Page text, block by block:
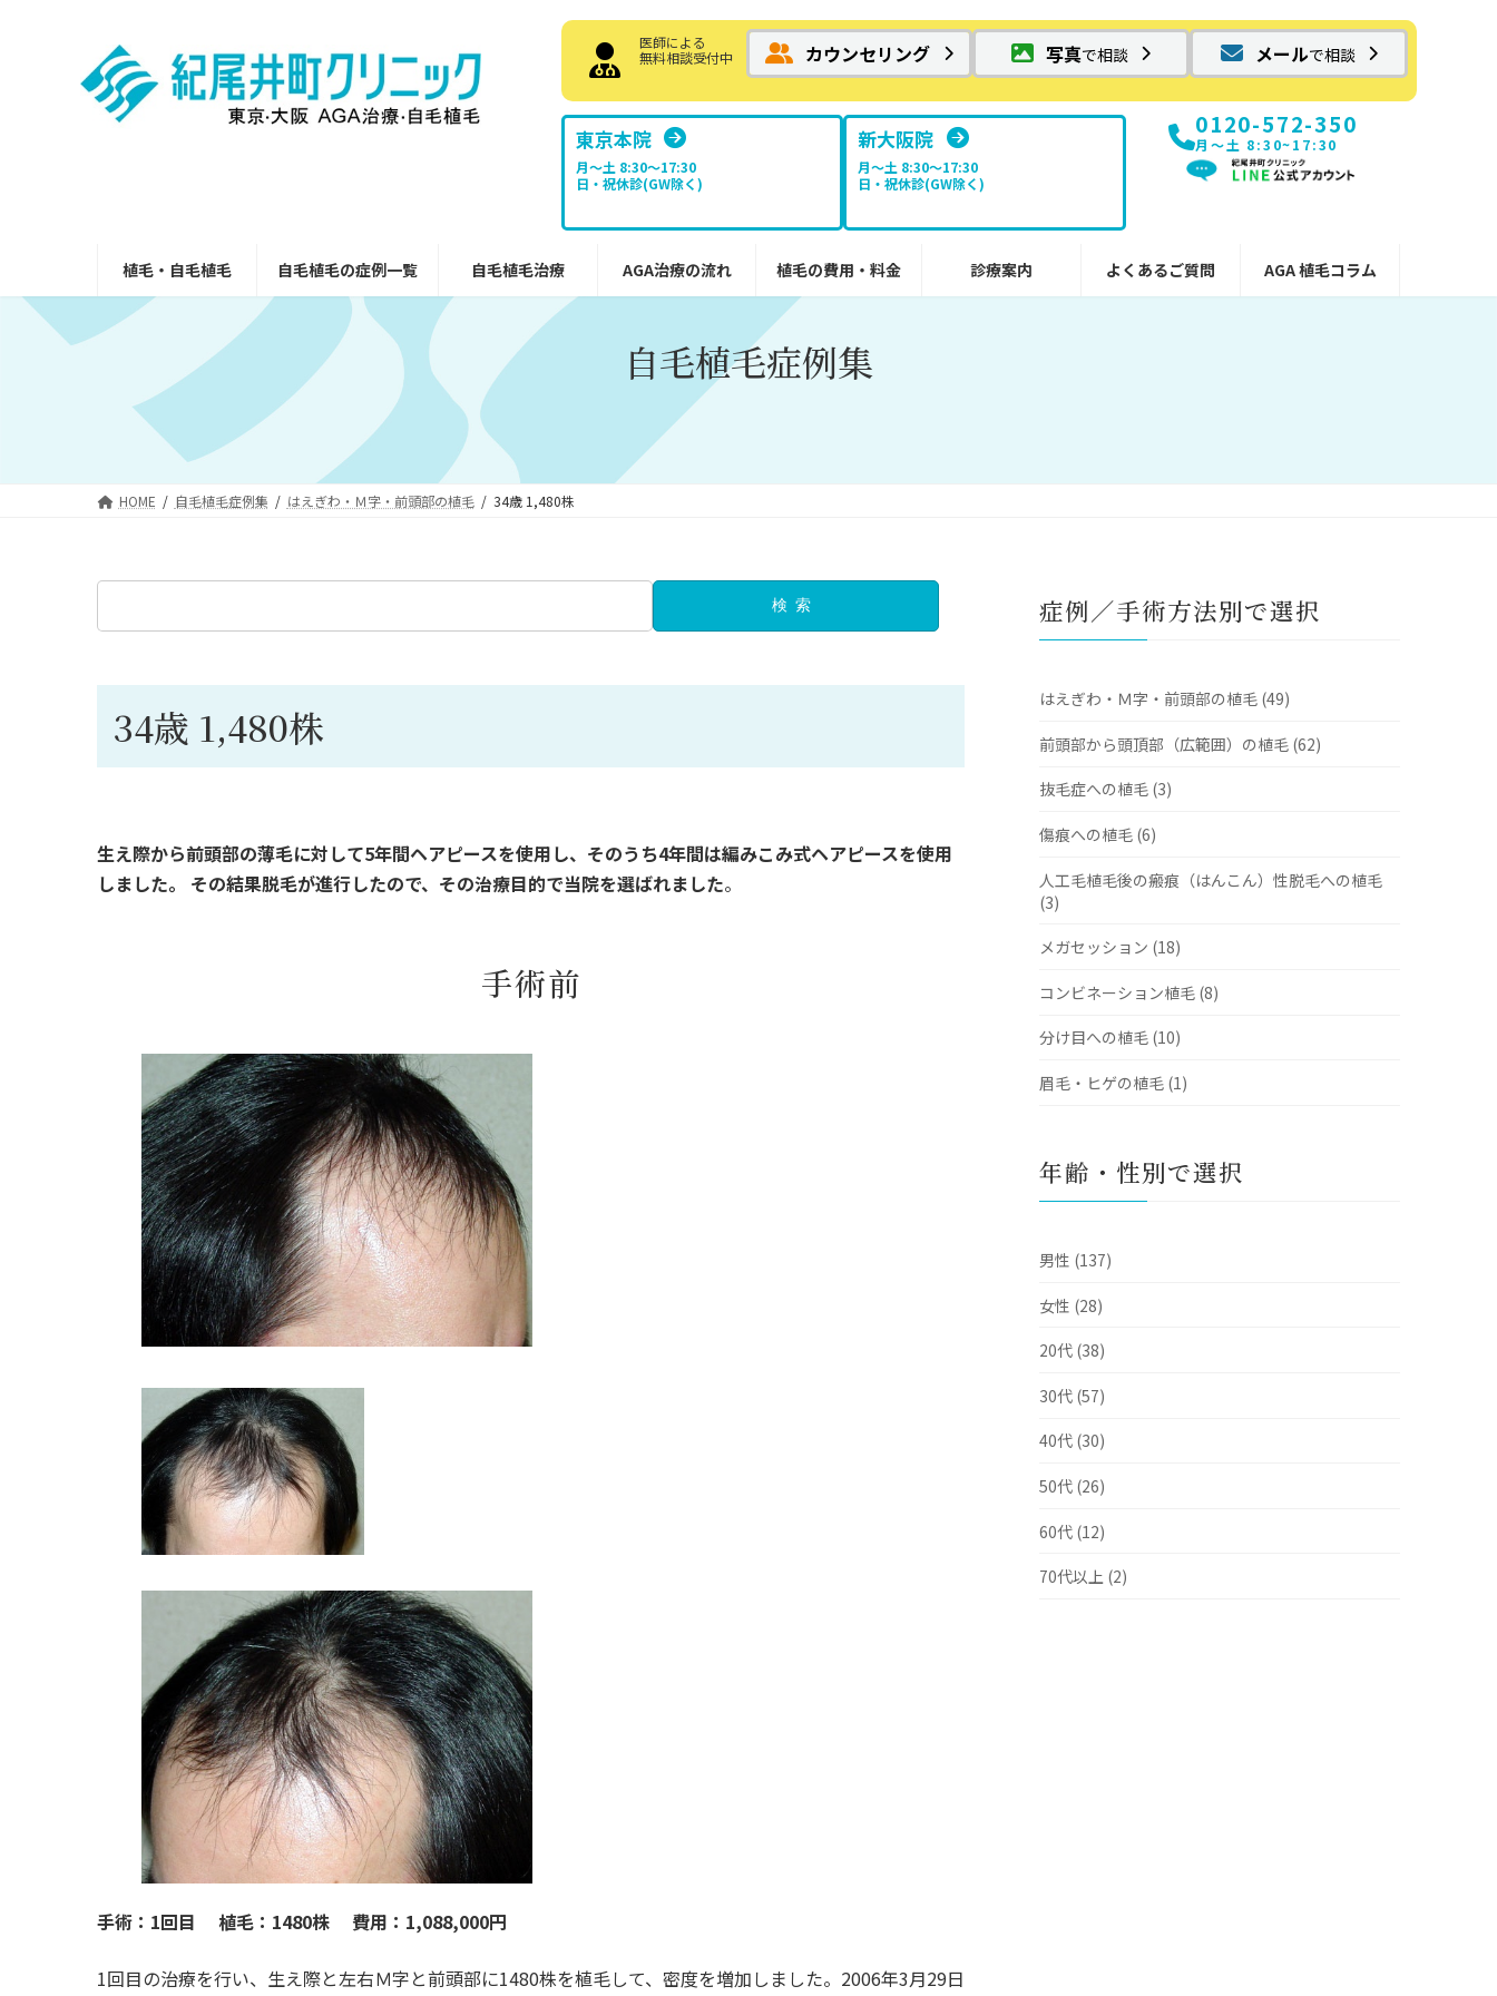
医師による
無料相談受付中
カウンセリング 写真で相談 メールで相談
東京本院
月～土 8:30〜17:30
日・祝休診(GW除く)
新大阪院
月～土 8:30〜17:30
日・祝休診(GW除く)
0120-572-350
月〜土 8:30~17:30
植毛・自毛植毛 自毛植毛の症例一覧 自毛植毛治療 AGA治療の流れ 植毛の費用・料金 診療案内 よくあるご質問 AGA 植毛コラム
自毛植毛症例集
HOME 自毛植毛症例集 はえぎわ・Ｍ字・前頭部の植毛 34歳 1,480株
検索
34歳 1,480株
生え際から前頭部の薄毛に対して5年間ヘアピースを使用し、そのうち4年間は編みこみ式ヘアピースを使用
しました。 その結果脱毛が進行したので、その治療目的で当院を選ばれました。
手術前
手術：1回目 植毛：1480株 費用：1,088,000円
1回目の治療を行い、生え際と左右Ｍ字と前頭部に1480株を植毛して、密度を増加しました。2006年3月29日
症例／手術方法別で選択
はえぎわ・Ｍ字・前頭部の植毛 (49)
前頭部から頭頂部（広範囲）の植毛 (62)
抜毛症への植毛 (3)
傷痕への植毛 (6)
人工毛植毛後の瘢痕（はんこん）性脱毛への植毛
(3)
メガセッション (18)
コンビネーション植毛 (8)
分け目への植毛 (10)
眉毛・ヒゲの植毛 (1)
年齢・性別で選択
男性 (137)
女性 (28)
20代 (38)
30代 (57)
40代 (30)
50代 (26)
60代 (12)
70代以上 (2)